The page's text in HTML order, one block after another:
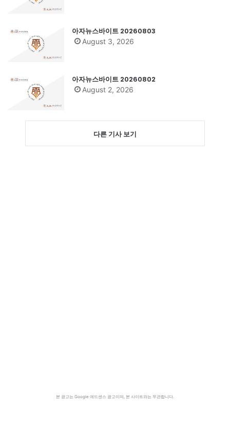
아자뉴스바이트 20260803
August 3, 2026
아자뉴스바이트 20260802
August 2, 2026
다른 기사 보기
본 광고는 Google 애드센스 광고이며, 본 사이트와는 무관합니다.